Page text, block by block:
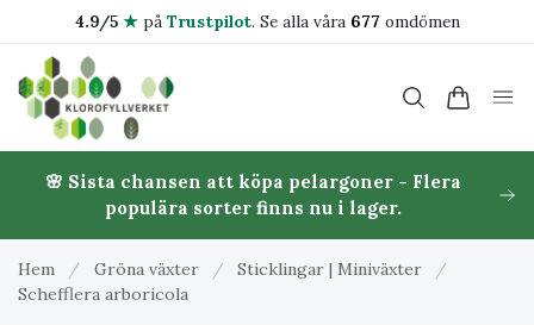
4.9/5 ★på Trustpilot. Se alla våra 677 omdömen
🌸 Sista chansen att köpa pelargoner - Flera
populära sorter finns nu i lager.
Hem / Gröna växter / Sticklingar | Miniväxter
/
Schefflera arboricola